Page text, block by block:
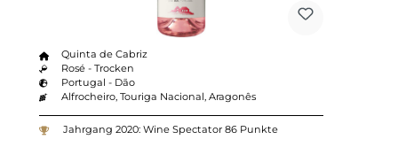
Quinta de Cabriz
Rosé - Trocken
Portugal - Dão
Alfrocheiro, Touriga Nacional, Aragonês
Jahrgang 2020: Wine Spectator 86 Punkte